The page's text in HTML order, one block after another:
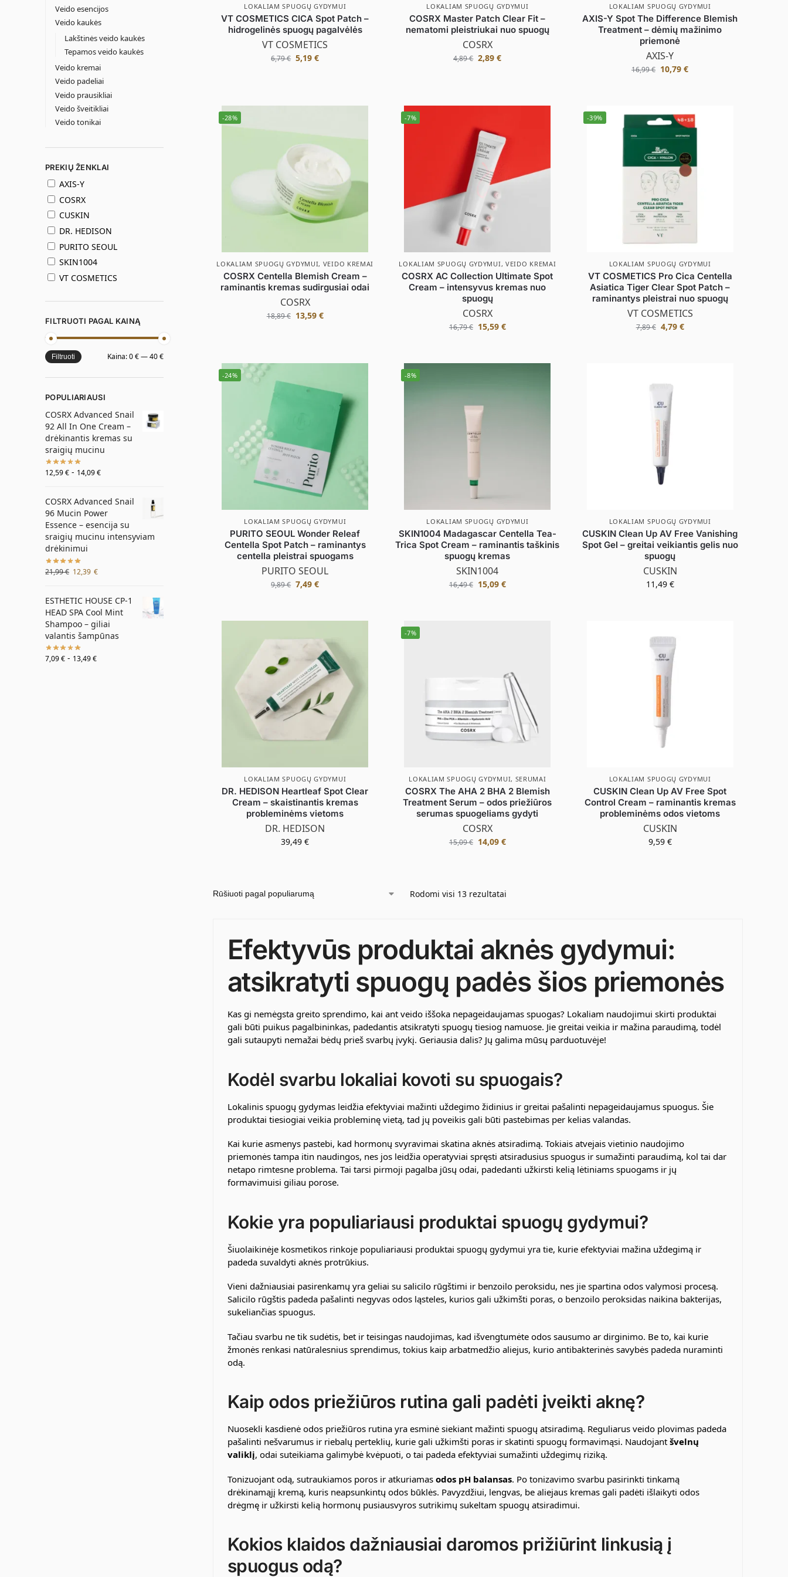
LOKALIAM SPUOGŲ GYDYMUI
VT COSMETICS CICA Spot Patch –
hidrogelinės spuogų pagalvėlės
VT COSMETICS
6,79€ 5,19€
LOKALIAM SPUOGŲ GYDYMUI
COSRX Master Patch Clear Fit –
nematomi pleistriukai nuo spuogų
COSRX
4,89€ 2,89€
LOKALIAM SPUOGŲ GYDYMUI
AXIS-Y Spot The Difference Blemish
Treatment – dėmių mažinimo
priemonė
AXIS-Y
16,99€ 10,79€
-28%
LOKALIAM SPUOGŲ GYDYMUI, VEIDO KREMAI
COSRX Centella Blemish Cream –
raminantis kremas sudirgusiai odai
COSRX
18,89€ 13,59 €
-7%
LOKALIAM SPUOGŲ GYDYMUI, VEIDO KREMAI
COSRX AC Collection Ultimate Spot
Cream – intensyvus kremas nuo
spuogų
COSRX
16,79€ 15,59 €
-39%
LOKALIAM SPUOGŲ GYDYMUI
VT COSMETICS Pro Cica Centella
Asiatica Tiger Clear Spot Patch –
raminantys pleistrai nuo spuogų
VT COSMETICS
7,89€ 4,79 €
-24%
LOKALIAM SPUOGŲ GYDYMUI
PURITO SEOUL Wonder Releaf
Centella Spot Patch – raminantys
centella pleistrai spuogams
PURITO SEOUL
9,89€ 7,49€
-8%
LOKALIAM SPUOGŲ GYDYMUI
SKIN1004 Madagascar Centella Tea-
Trica Spot Cream – raminantis taškinis
spuogų kremas
SKIN1004
16,49€ 15,09 €
LOKALIAM SPUOGŲ GYDYMUI
CUSKIN Clean Up AV Free Vanishing
Spot Gel – greitai veikiantis gelis nuo
spuogų
CUSKIN
11,49 €
LOKALIAM SPUOGŲ GYDYMUI
DR. HEDISON Heartleaf Spot Clear
Cream – skaistinantis kremas
probleminėms vietoms
DR. HEDISON
39,49€
-7%
LOKALIAM SPUOGŲ GYDYMUI, SERUMAI
COSRX The AHA 2 BHA 2 Blemish
Treatment Serum – odos priežiūros
serumas spuogeliams gydyti
COSRX
15,09€ 14,09 €
LOKALIAM SPUOGŲ GYDYMUI
CUSKIN Clean Up AV Free Spot
Control Cream – raminantis kremas
probleminėms odos vietoms
CUSKIN
9,59 €
Rodomi visi 13 rezultatai
Efektyvūs produktai aknės gydymui:
atsikratyti spuogų padės šios priemonės
Kas gi nemėgsta greito sprendimo, kai ant veido iššoka nepageidaujamas spuogas? Lokaliam naudojimui skirti produktai
gali būti puikus pagalbininkas, padedantis atsikratyti spuogų tiesiog namuose. Jie greitai veikia ir mažina paraudimą, todėl
gali sutaupyti nemažai bėdų prieš svarbų įvykį. Geriausia dalis? Jų galima mūsų parduotuvėje!
Kodėl svarbu lokaliai kovoti su spuogais?
Lokalinis spuogų gydymas leidžia efektyviai mažinti uždegimo židinius ir greitai pašalinti nepageidaujamus spuogus. Šie
produktai tiesiogiai veikia probleminę vietą, tad jų poveikis gali būti pastebimas per kelias valandas.
Kai kurie asmenys pastebi, kad hormonų svyravimai skatina aknės atsiradimą. Tokiais atvejais vietinio naudojimo
priemonės tampa itin naudingos, nes jos leidžia operatyviai spręsti atsiradusius spuogus ir sumažinti paraudimą, kol tai dar
netapo rimtesne problema. Tai tarsi pirmoji pagalba jūsų odai, padedanti užkirsti kelią lėtiniams spuogams ir jų
formavimuisi giliau porose.
Kokie yra populiariausi produktai spuogų gydymui?
Šiuolaikinėje kosmetikos rinkoje populiariausi produktai spuogų gydymui yra tie, kurie efektyviai mažina uždegimą ir
padeda suvaldyti aknės protrūkius.
Vieni dažniausiai pasirenkamų yra geliai su salicilo rūgštimi ir benzoilo peroksidu, nes jie spartina odos valymosi procesą.
Salicilo rūgštis padeda pašalinti negyvas odos ląsteles, kurios gali užkimšti poras, o benzoilo peroksidas naikina bakterijas,
sukeliančias spuogus.
Tačiau svarbu ne tik sudėtis, bet ir teisingas naudojimas, kad išvengtumėte odos sausumo ar dirginimo. Be to, kai kurie
žmonės renkasi natūralesnius sprendimus, tokius kaip arbatmedžio aliejus, kurio antibakterinės savybės padeda nuraminti
odą.
Kaip odos priežiūros rutina gali padėti įveikti aknę?
Nuosekli kasdienė odos priežiūros rutina yra esminė siekiant mažinti spuogų atsiradimą. Reguliarus veido plovimas padeda
pašalinti nešvarumus ir riebalų perteklių, kurie gali užkimšti poras ir skatinti spuogų formavimąsi. Naudojant švelnų
valiklį, odai suteikiama galimybė kvėpuoti, o tai padeda efektyviai sumažinti uždegimų riziką.
Tonizuojant odą, sutraukiamos poros ir atkuriamas odos pH balansas. Po tonizavimo svarbu pasirinkti tinkamą
drėkinamąjį kremą, kuris neapsunkintų odos būklės. Pavyzdžiui, lengvas, be aliejaus kremas gali padėti išlaikyti odos
drėgmę ir užkirsti kelią hormonų pusiausvyros sutrikimų sukeltam spuogų atsiradimui.
Kokios klaidos dažniausiai daromos prižiūrint linkusią į
spuogus odą?
Veido esencijos
Veido kaukės
Lakštinės veido kaukės
Tepamos veido kaukės
Veido kremai
Veido padeliai
Veido prausikliai
Veido šveitikliai
Veido tonikai
PREKIŲ ŽENKLAI
AXIS-Y
COSRX
CUSKIN
DR. HEDISON
PURITO SEOUL
SKIN1004
VT COSMETICS
FILTRUOTI PAGAL KAINĄ
Filtruoti Kaina:0 €—40 €
POPULIARIAUSI
COSRX Advanced Snail
92 All In One Cream –
drėkinantis kremas su
sraigių mucinu
12,59€ - 14,09€
COSRX Advanced Snail
96 Mucin Power
Essence – esencija su
sraigių mucinu intensyviam
drėkinimui
21,99€ 12,39 €
ESTHETIC HOUSE CP-1
HEAD SPA Cool Mint
Shampoo – giliai
valantis šampūnas
7,09€ - 13,49€